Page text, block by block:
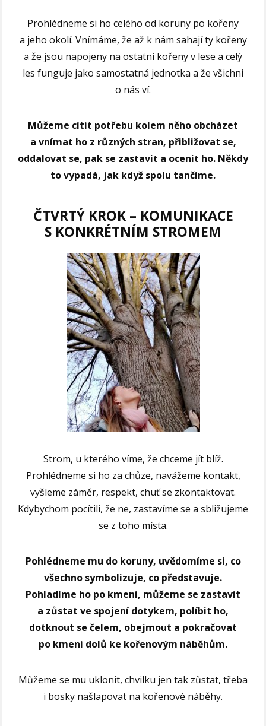
Prohlédneme si ho celého od koruny po kořeny
a jeho okolí. Vnímáme, že až k nám sahají ty kořeny
a že jsou napojeny na ostatní kořeny v lese a celý
les funguje jako samostatná jednotka a že všichni
o nás ví.
Můžeme cítit potřebu kolem něho obcházet
a vnímat ho z různých stran, přibližovat se,
oddalovat se, pak se zastavit a ocenit ho. Někdy
to vypadá, jak když spolu tančíme.
ČTVRTÝ KROK – KOMUNIKACE
S KONKRÉTNÍM STROMEM
Strom, u kterého víme, že chceme jít blíž.
Prohlédneme si ho za chůze, navážeme kontakt,
vyšleme záměr, respekt, chuť se zkontaktovat.
Kdybychom pocítili, že ne, zastavíme se a sbližujeme
se z toho místa.
Pohlédneme mu do koruny, uvědomíme si, co
všechno symbolizuje, co představuje.
Pohladíme ho po kmeni, můžeme se zastavit
a zůstat ve spojení dotykem, políbit ho,
dotknout se čelem, obejmout a pokračovat
po kmeni dolů ke kořenovým náběhům.
Můžeme se mu uklonit, chvilku jen tak zůstat, třeba
i bosky našlapovat na kořenové náběhy.